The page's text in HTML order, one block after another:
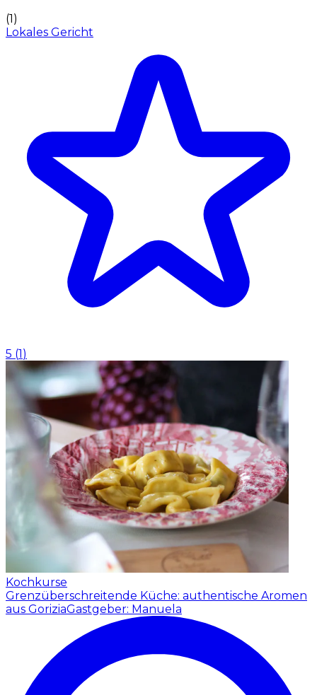
(1)
Lokales Gericht
5 (1)
Kochkurse
Grenzüberschreitende Küche: authentische Aromen
aus GoriziaGastgeber: Manuela